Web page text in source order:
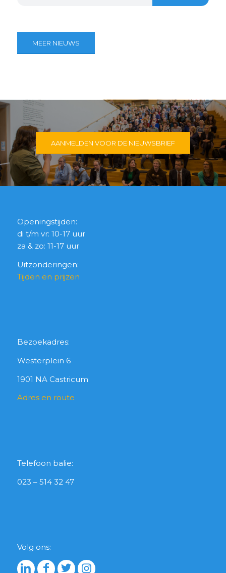
MEER NIEUWS
AANMELDEN VOOR DE NIEUWSBRIEF
Openingstijden:
di t/m vr: 10-17 uur
za & zo: 11-17 uur
Uitzonderingen:
Tijden en prijzen
Bezoekadres:
Westerplein 6
1901 NA Castricum
Adres en route
Telefoon balie:
023 – 514 32 47
Volg ons: